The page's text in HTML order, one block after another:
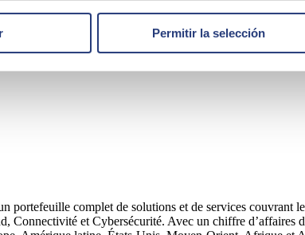
Permitir la selección
existe avant de mettre à jour :
portefeuille complet de solutions et de services
et Cybersécurité. Avec un chiffre d’affaires